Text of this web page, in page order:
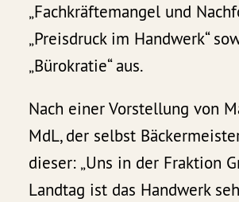
„Fachkräftemangel und
„Preisdruck im Handwerk“
„Bürokratie“ aus.
Nach einer Vorstellung von
MdL, der selbst
dieser: „Uns in der Fraktion
Landtag ist das Handwerk